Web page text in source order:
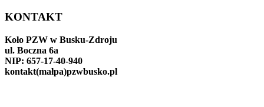
KONTAKT
Koło PZW w Busku-Zdroju
ul. Boczna 6a
NIP: 657-17-40-940
kontakt(małpa)pzwbusko.pl